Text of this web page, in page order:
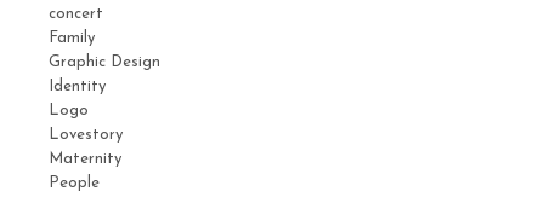
concert
Family
Graphic Design
Identity
Logo
Lovestory
Maternity
People